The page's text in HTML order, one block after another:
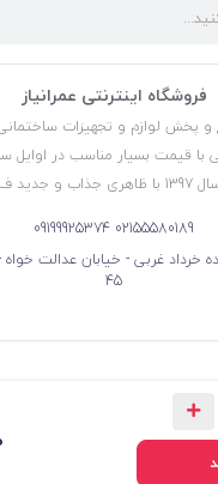
فروشگاه اینترنتی عمرانیاز
و پخش لوازم و تجهیزات
ف
02155580189
09199925374
خرداد غربی - خیابان عدالت
45